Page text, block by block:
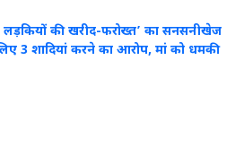
लड़कियों की खरीद-फरोख्त’ का सनसनीखेज
3 शादियां करने का आरोप, मां को धमकी